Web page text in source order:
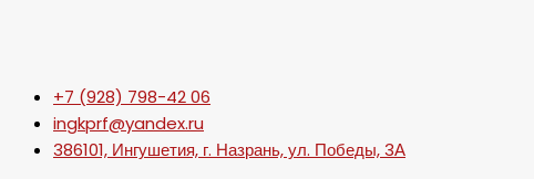
+7 (928) 798-42 06
ingkprf@yandex.ru
386101, Ингушетия, г. Назрань, ул. Победы, 3А